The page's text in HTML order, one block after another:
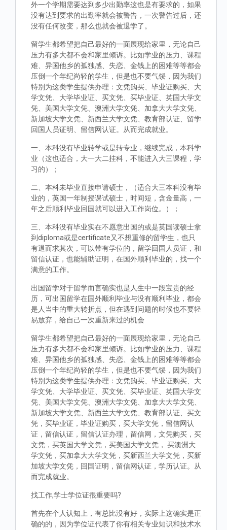
外一个学期需要达到多少出勤率这也是有要求的，如果
没有达到要求的出勤率就会被警告，一次警告过后，还
没有任何改变，那么也就会被退学了。
留学生都希望把自己最好的一面展现给家里，无论自己
压力有多大都不会和家里倾诉。比如学业的压力、课程
难、异国他乡的孤独感、失恋、金钱上的困难等等都会
压倒一个年纪尚轻的学生，但是也不要气馁，因为我们
特别为这类学生提供办理：文凭购买、毕业证购买、大
学文凭、大学毕业证、买文凭、买毕业证、英国大学文
凭、美国大学文凭、澳洲大学文凭、加拿大大学文凭、
新加坡大学文凭、新西兰大学文凭、教育部认证、留学
回国人员证明、留信网认证。从而完成就业。
一、本科没有毕业转学或是转专业，继续完成，本科学
业（这也适合，大一大二挂科，不能进入大三课程，学
习的）；
二、本科未毕业直接申请硕士，（适合大三本科没有毕
业的，英国一年制授课试硕士，时间短，含金量高，一
年之后顺利毕业回国就可以进入工作岗位。）；
三、本科没有毕业实在不愿意出国的或是英国读硕士拿
到diploma或是certificate又不想重修的留学生，也只
有退而求其次，可以带有学位的，留学回国人员证，和
留信认证，也能辅助证明，在国外顺利毕业的，找一个
满意的工作。
出国留学对于留学而言确实也是人生中一段宝贵的经
历，可出国留学在国外顺利毕业与没有顺利毕业，都会
是人当中的重大转折点，但在遇到问题的时候也不要轻
易放弃，给自己一次重新来过的机会
留学生都希望把自己最好的一面展现给家里，无论自己
压力有多大都不会和家里倾诉。比如学业的压力、课程
难、异国他乡的孤独感、失恋、金钱上的困难等等都会
压倒一个年纪尚轻的学生，但是也不要气馁，因为我们
特别为这类学生提供办理：文凭购买、毕业证购买、大
学文凭、大学毕业证、买文凭、买毕业证、英国大学文
凭、美国大学文凭、澳洲大学文凭、加拿大大学文凭、
新加坡大学文凭、新西兰大学文凭、教育部认证、买文
凭，买毕业证，毕业证购买，买大学文凭，留信网认
证，留信认证，留信认证办理，留信网，文凭购买，买
文凭，买英国大学文凭，买美国大学文凭， 买澳洲大
学文凭，买加拿大大学文凭，买新西兰大学文凭，买新
加坡大学文凭，回国证明，留信网认证，学历认证。从
而完成就业。
找工作,学士学位证很重要吗?
首先在个人认知上，有总比没有好，实际上这确实是正
确的的，因为学位证代表了你有相关专业知识和技术水